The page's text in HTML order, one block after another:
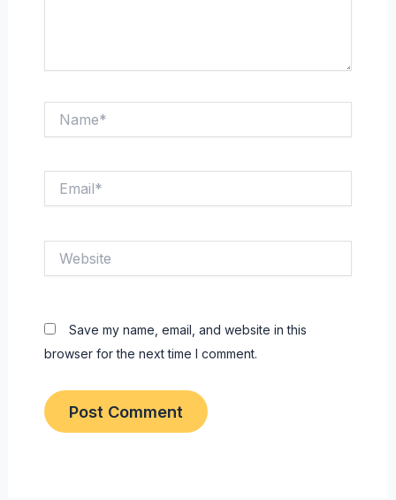
Save my name, email, and website in this
browser for the next time I comment.